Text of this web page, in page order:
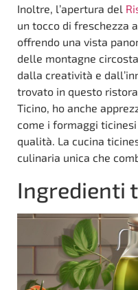
Inoltre, l’apertura del
un tocco di freschezza
offrendo una vista
delle montagne
dalla creatività e
trovato in questo
Ticino, ho anche
come i formaggi
qualità. La cucina
culinaria unica che
Ingredienti